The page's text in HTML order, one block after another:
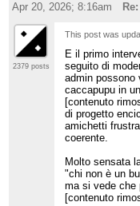
Apr 20, 2026; 8:16am
2379 posts
This post was
E il primo
seguito di
admin possono
caccapupu in
[contenuto
di progetto
amichetti
coerente.
Molto sensata
"chi non è un
ma si vede che
[contenuto